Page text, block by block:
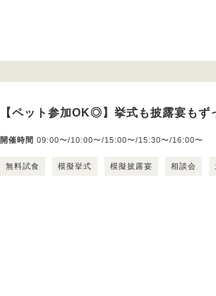
【ペット参加OK◎】挙式も披露宴もず
開催時間 09:00〜/10:00〜/15:00〜/15:30〜/16:00〜
無料試食 模擬挙式 模擬披露宴 相談会